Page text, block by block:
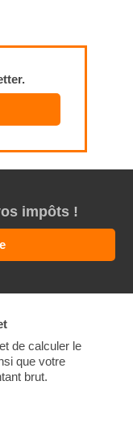
impôts !
de calculer le
que votre
brut.